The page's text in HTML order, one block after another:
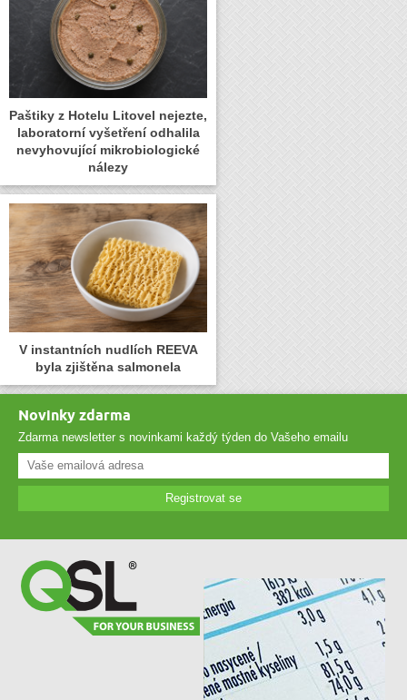
Paštiky z Hotelu Litovel nejezte,
laboratorní vyšetření odhalila
nevyhovující mikrobiologické
nálezy
V instantních nudlích REEVA
byla zjištěna salmonela
Novinky zdarma
Zdarma newsletter s novinkami každý týden do Vašeho emailu
Registrovat se